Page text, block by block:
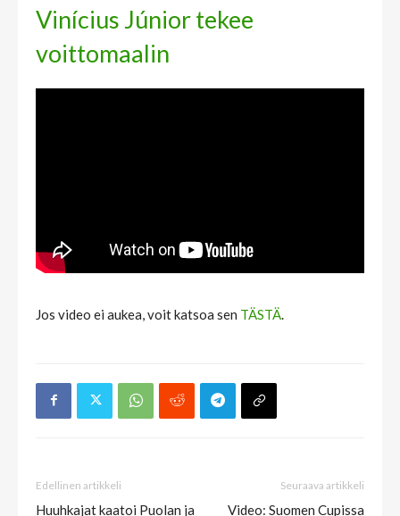
Vinícius Júnior tekee
voittomaalin
Jos video ei aukea, voit katsoa sen TÄSTÄ.
Edellinen artikkeli
Huuhkajat kaatoi Puolan ja
Seuraava artikkeli
Video: Suomen Cupissa